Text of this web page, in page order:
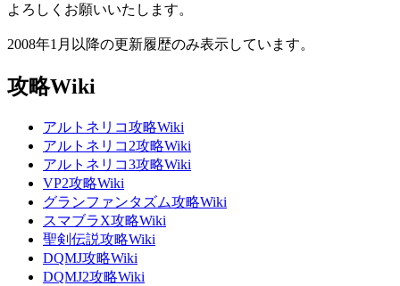
よろしくお願いいたします。
2008年1月以降の更新履歴のみ表示しています。
攻略Wiki
アルトネリコ攻略Wiki
アルトネリコ2攻略Wiki
アルトネリコ3攻略Wiki
VP2攻略Wiki
グランファンタズム攻略Wiki
スマブラX攻略Wiki
聖剣伝説攻略Wiki
DQMJ攻略Wiki
DQMJ2攻略Wiki